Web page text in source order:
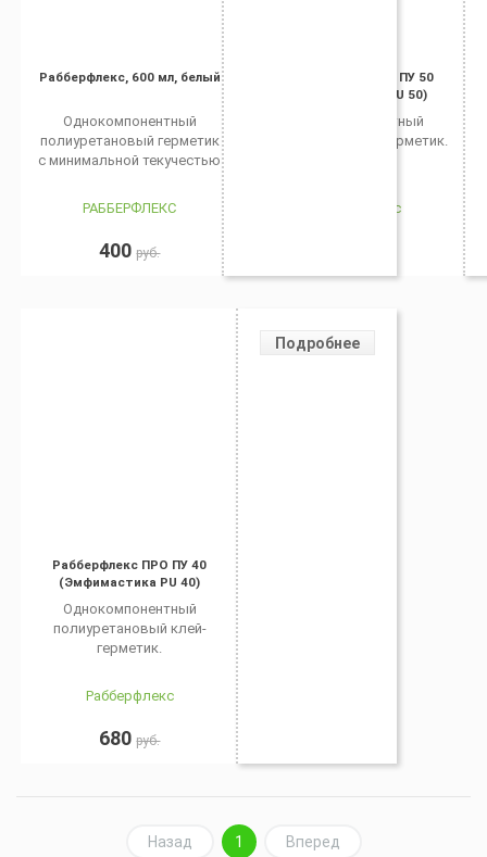
Рабберфлекс, 600 мл, белый
Однокомпонентный
полиуретановый герметик
с минимальной текучестью
РАББЕРФЛЕКС
400руб.
Рабберфлекс ПРО ПУ 50
(Эмфимастика PU 50)
Однокомпонентный
полиуретановый герметик.
Рабберфлекс
Рабберфлекс ПРО ПУ 40
(Эмфимастика PU 40)
Однокомпонентный
полиуретановый клей-
герметик.
Рабберфлекс
680руб.
Подробнее
Назад 1 Вперед